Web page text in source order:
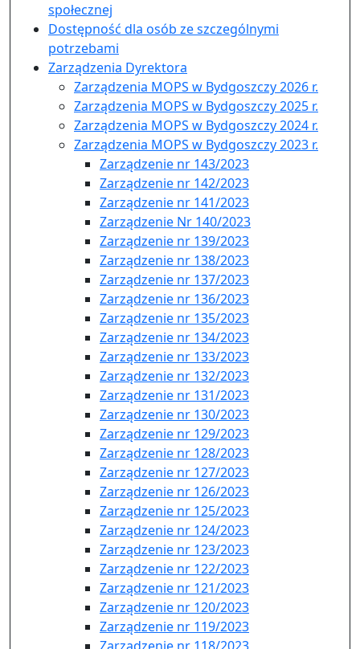
społecznej
Dostępność dla osób ze szczególnymi
potrzebami
Zarządzenia Dyrektora
Zarządzenia MOPS w Bydgoszczy 2026 r.
Zarządzenia MOPS w Bydgoszczy 2025 r.
Zarządzenia MOPS w Bydgoszczy 2024 r.
Zarządzenia MOPS w Bydgoszczy 2023 r.
Zarządzenie nr 143/2023
Zarządzenie nr 142/2023
Zarządzenie nr 141/2023
Zarządzenie Nr 140/2023
Zarządzenie nr 139/2023
Zarządzenie nr 138/2023
Zarządzenie nr 137/2023
Zarządzenie nr 136/2023
Zarządzenie nr 135/2023
Zarządzenie nr 134/2023
Zarządzenie nr 133/2023
Zarządzenie nr 132/2023
Zarządzenie nr 131/2023
Zarządzenie nr 130/2023
Zarządzenie nr 129/2023
Zarządzenie nr 128/2023
Zarządzenie nr 127/2023
Zarządzenie nr 126/2023
Zarządzenie nr 125/2023
Zarządzenie nr 124/2023
Zarządzenie nr 123/2023
Zarządzenie nr 122/2023
Zarządzenie nr 121/2023
Zarządzenie nr 120/2023
Zarządzenie nr 119/2023